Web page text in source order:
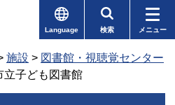
Language 検索 メニュー
施設 > 図書館・視聴覚センター
立子ども図書館